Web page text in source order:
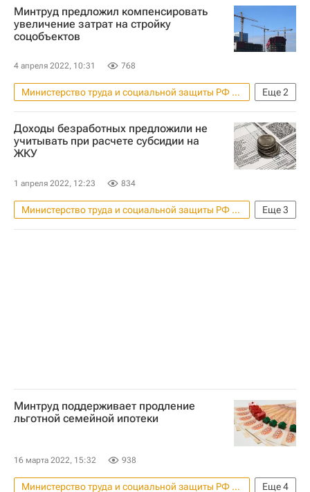
Правительство РФ
Инфраструктура
Минтруд предложил компенсировать
увеличение затрат на стройку
соцобъектов
4 апреля 2022, 10:31 768
Еще2
Министерство труда и социальной защиты РФ (Минтруд России)
Инфраструктура
Строительство
Доходы безработных предложили не
учитывать при расчете субсидии на
ЖКУ
1 апреля 2022, 12:23 834
Еще3
Министерство труда и социальной защиты РФ (Минтруд России)
ЖКХ
Россия
Минтруд поддерживает продление
льготной семейной ипотеки
16 марта 2022, 15:32 938
Еще4
Министерство труда и социальной защиты РФ (Минтруд России)